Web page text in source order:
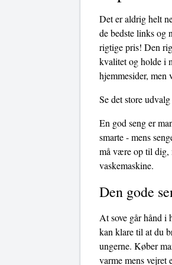
Det er aldrig helt
de bedste links og
rigtige pris! Den
kvalitet og holde i
hjemmesider, men
Se det store
En god seng er
smarte - mens
må være op til dig,
vaskemaskine.
Den gode
At sove går hånd i
kan klare til at du
ungerne. Køber
varme mens vejret